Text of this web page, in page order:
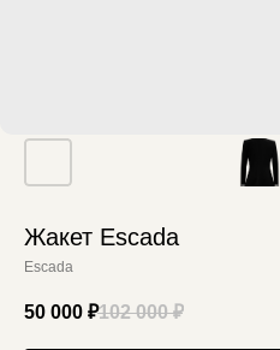
Жакет Escada
Escada
50 000 ₽102 000 ₽